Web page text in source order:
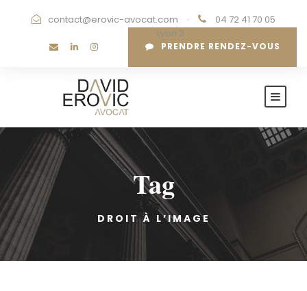
contact@erovic-avocat.com ·
04 72 41 70 05
·
Lyon 2
PRENDRE RENDEZ-VOUS
Tag
DROIT À L’IMAGE